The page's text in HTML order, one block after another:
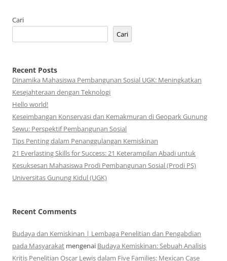
Cari
Cari
Recent Posts
Dinamika Mahasiswa Pembangunan Sosial UGK: Meningkatkan
Kesejahteraan dengan Teknologi
Hello world!
Keseimbangan Konservasi dan Kemakmuran di Geopark Gunung
Sewu: Perspektif Pembangunan Sosial
Tips Penting dalam Penanggulangan Kemiskinan
21 Everlasting Skills for Success: 21 Keterampilan Abadi untuk
Kesuksesan Mahasiswa Prodi Pembangunan Sosial (Prodi PS)
Universitas Gunung Kidul (UGK)
Recent Comments
Budaya dan Kemiskinan | Lembaga Penelitian dan Pengabdian
pada Masyarakat mengenai Budaya Kemiskinan: Sebuah Analisis
Kritis Penelitian Oscar Lewis dalam Five Families: Mexican Case